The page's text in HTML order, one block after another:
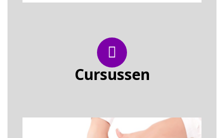
Cursussen